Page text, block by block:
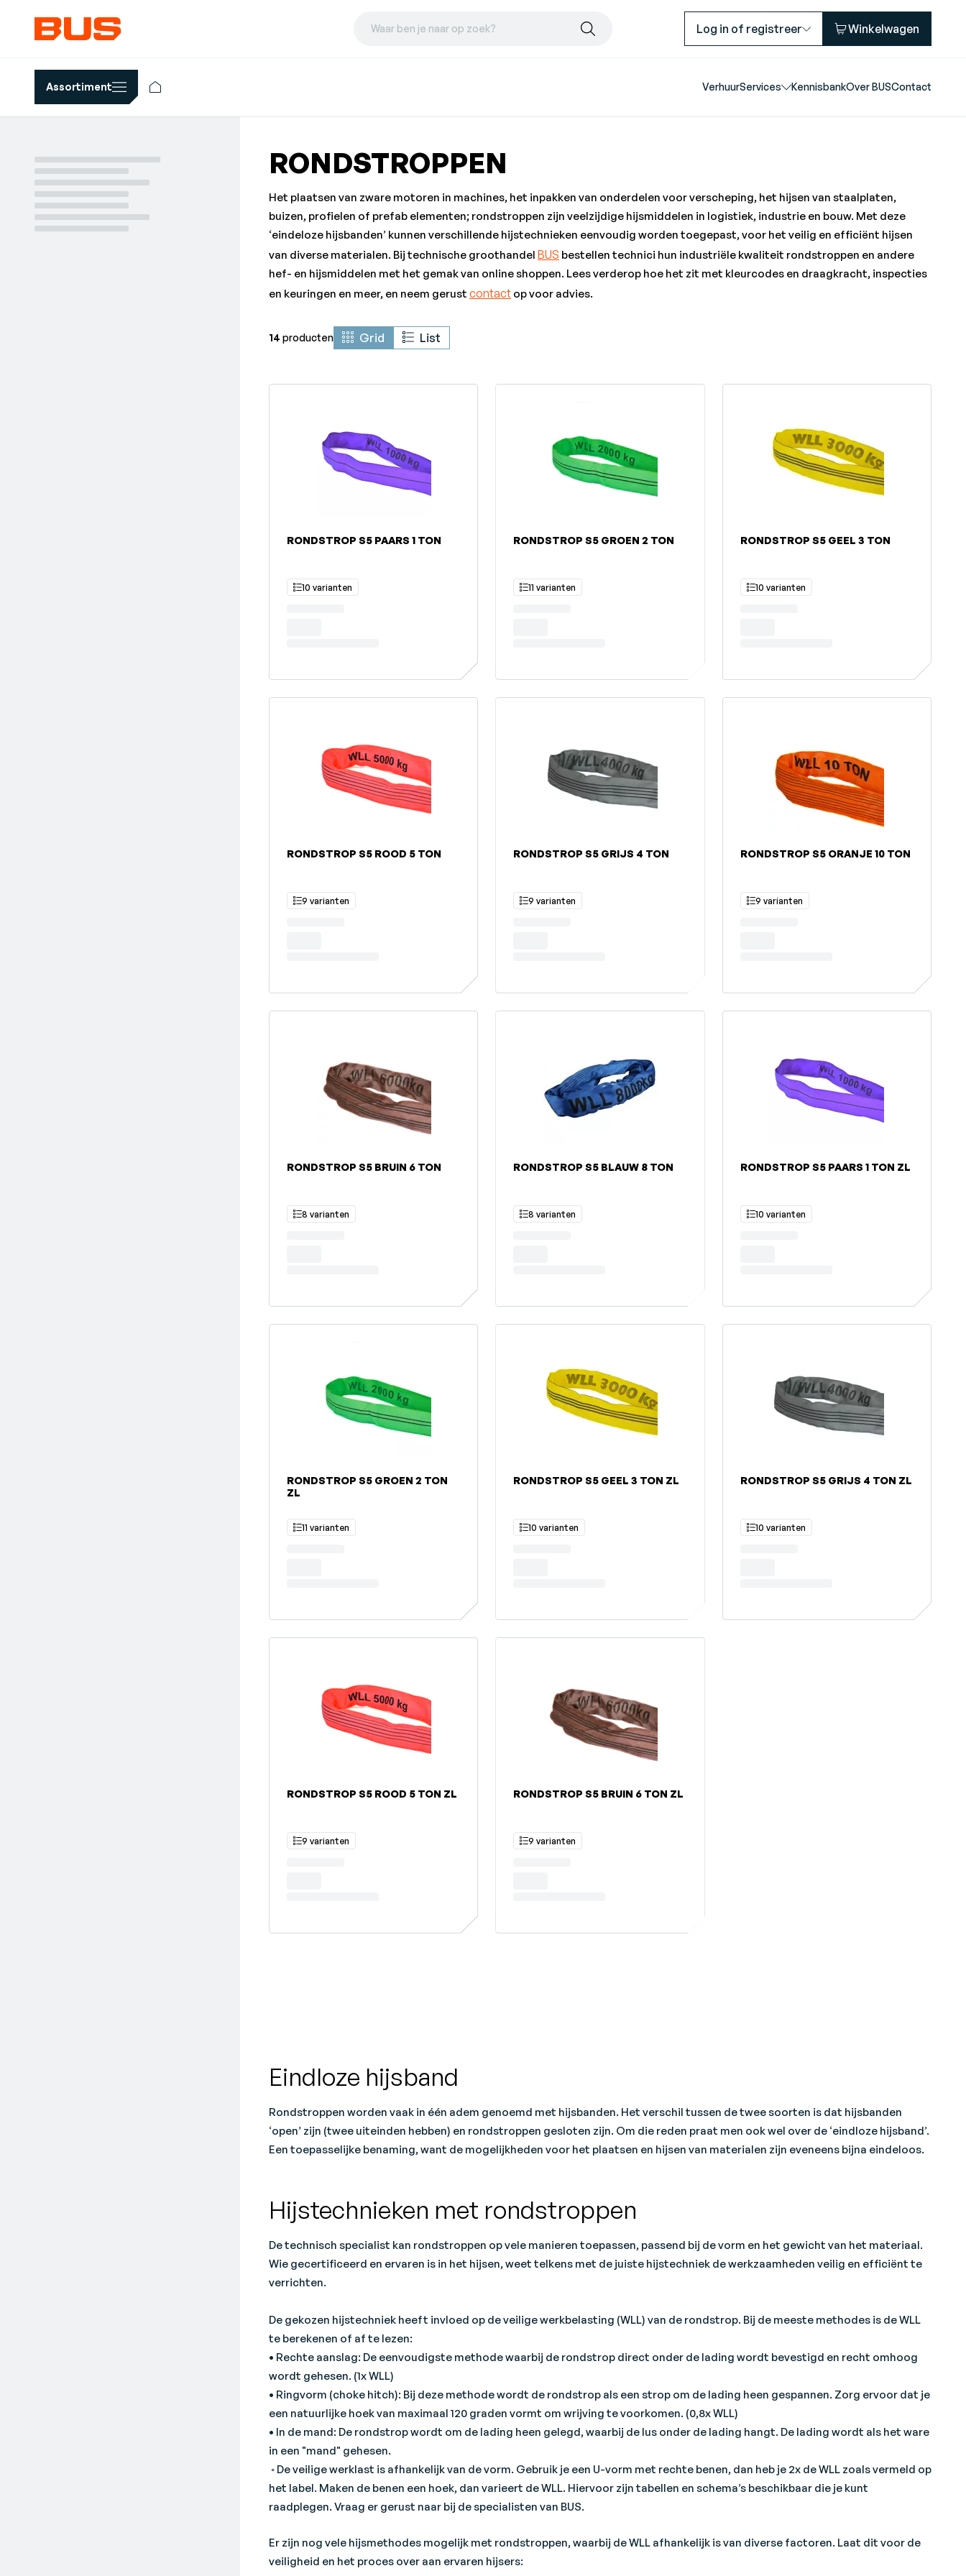
Waar ben je naar op zoek? Log in of registreer Winkelwagen
Assortiment VerhuurServices KennisbankOver BUSContact
RONDSTROPPEN
Het plaatsen van zware motoren in machines, het inpakken van onderdelen voor verscheping, het hijsen van staalplaten,
buizen, profielen of prefab elementen; rondstroppen zijn veelzijdige hijsmiddelen in logistiek, industrie en bouw. Met deze
‘eindeloze hijsbanden’ kunnen verschillende hijstechnieken eenvoudig worden toegepast, voor het veilig en efficiënt hijsen
van diverse materialen. Bij technische groothandel BUS bestellen technici hun industriële kwaliteit rondstroppen en andere
hef- en hijsmiddelen met het gemak van online shoppen. Lees verderop hoe het zit met kleurcodes en draagkracht, inspecties
en keuringen en meer, en neem gerust contact op voor advies.
14 producten Grid List
RONDSTROP S5 PAARS 1 TON
10 varianten
RONDSTROP S5 GROEN 2 TON
11 varianten
RONDSTROP S5 GEEL 3 TON
10 varianten
RONDSTROP S5 ROOD 5 TON
9 varianten
RONDSTROP S5 GRIJS 4 TON
9 varianten
RONDSTROP S5 ORANJE 10 TON
9 varianten
RONDSTROP S5 BRUIN 6 TON
8 varianten
RONDSTROP S5 BLAUW 8 TON
8 varianten
RONDSTROP S5 PAARS 1 TON ZL
10 varianten
RONDSTROP S5 GROEN 2 TON
ZL
11 varianten
RONDSTROP S5 GEEL 3 TON ZL
10 varianten
RONDSTROP S5 GRIJS 4 TON ZL
10 varianten
RONDSTROP S5 ROOD 5 TON ZL
9 varianten
RONDSTROP S5 BRUIN 6 TON ZL
9 varianten
Eindloze hijsband
Rondstroppen worden vaak in één adem genoemd met hijsbanden. Het verschil tussen de twee soorten is dat hijsbanden
‘open’ zijn (twee uiteinden hebben) en rondstroppen gesloten zijn. Om die reden praat men ook wel over de ‘eindloze hijsband’.
Een toepasselijke benaming, want de mogelijkheden voor het plaatsen en hijsen van materialen zijn eveneens bijna eindeloos.
Hijstechnieken met rondstroppen
De technisch specialist kan rondstroppen op vele manieren toepassen, passend bij de vorm en het gewicht van het materiaal.
Wie gecertificeerd en ervaren is in het hijsen, weet telkens met de juiste hijstechniek de werkzaamheden veilig en efficiënt te
verrichten.
De gekozen hijstechniek heeft invloed op de veilige werkbelasting (WLL) van de rondstrop. Bij de meeste methodes is de WLL
te berekenen of af te lezen:
• Rechte aanslag: De eenvoudigste methode waarbij de rondstrop direct onder de lading wordt bevestigd en recht omhoog
wordt gehesen. (1x WLL)
• Ringvorm (choke hitch): Bij deze methode wordt de rondstrop als een strop om de lading heen gespannen. Zorg ervoor dat je
een natuurlijke hoek van maximaal 120 graden vormt om wrijving te voorkomen. (0,8x WLL)
• In de mand: De rondstrop wordt om de lading heen gelegd, waarbij de lus onder de lading hangt. De lading wordt als het ware
in een "mand" gehesen.
◦ De veilige werklast is afhankelijk van de vorm. Gebruik je een U-vorm met rechte benen, dan heb je 2x de WLL zoals vermeld op
het label. Maken de benen een hoek, dan varieert de WLL. Hiervoor zijn tabellen en schema’s beschikbaar die je kunt
raadplegen. Vraag er gerust naar bij de specialisten van BUS.
Er zijn nog vele hijsmethodes mogelijk met rondstroppen, waarbij de WLL afhankelijk is van diverse factoren. Laat dit voor de
veiligheid en het proces over aan ervaren hijsers: